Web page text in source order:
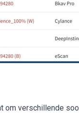
om verschillende